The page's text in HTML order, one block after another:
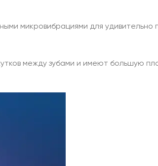
микровибрациями для удивительно
между зубами и имеют большую